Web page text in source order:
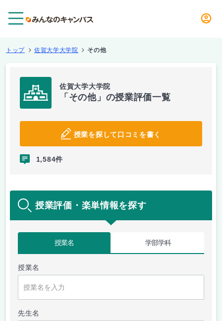
トップ 佐賀大学大学院 その他
佐賀大学大学院
「その他」の授業評価一覧
授業を探して口コミを書く
1,584件
授業評価・楽単情報を探す
授業名 学部学科
授業名
先生名